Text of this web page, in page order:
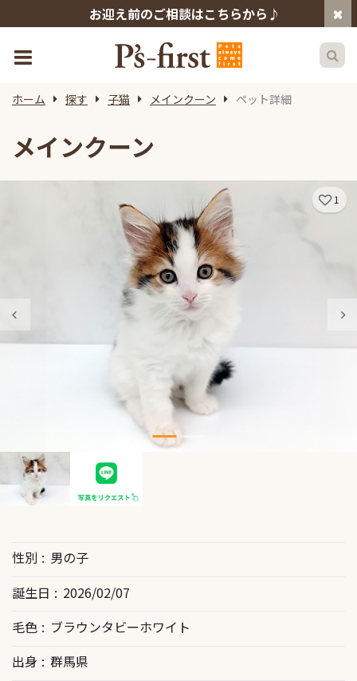
お迎え前のご相談はこちらから♪
ホーム 探す 子猫 メインクーン ペット詳細
メインクーン
1
性別
男の子
誕生日
2026/02/07
毛色
ブラウンタビーホワイト
出身
群馬県